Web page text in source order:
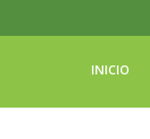
INICIO